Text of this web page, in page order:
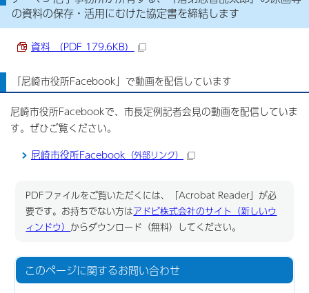
の資料の保存・活用にむけた協定書を締結します
資料 （PDF 179.6KB）
「尼崎市役所Facebook」で動画を配信しています
尼崎市役所Facebookで、市長定例記者会見の動画を配信していま
す。ぜひご覧ください。
尼崎市役所Facebook （外部リンク）
PDFファイルをご覧いただくには、「Acrobat Reader」が必
要です。お持ちでない方はアドビ株式会社のサイト（新しいウ
ィンドウ） からダウンロード（無料）してください。
このページに関するお問い合わせ